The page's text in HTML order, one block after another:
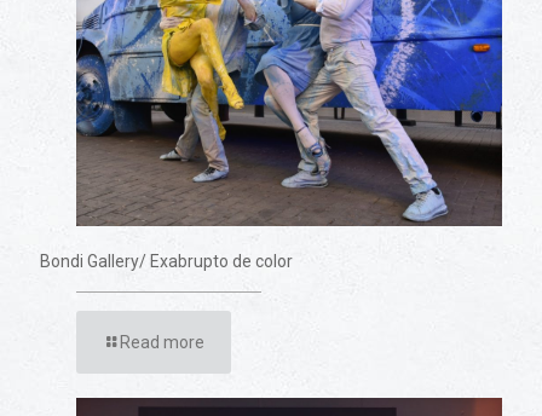
Bondi Gallery/ Exabrupto de color
Read more